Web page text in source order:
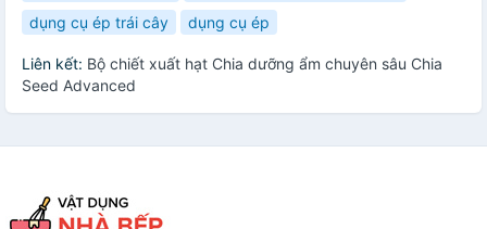
dụng cụ ép trái cây
dụng cụ ép
Liên kết: Bộ chiết xuất hạt Chia dưỡng ẩm chuyên sâu Chia
Seed Advanced